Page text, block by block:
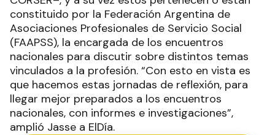
constituido por la Federación Argentina de
Asociaciones Profesionales de Servicio Social
(FAAPSS), la encargada de los encuentros
nacionales para discutir sobre distintos temas
vinculados a la profesión. “Con esto en vista es
que hacemos estas jornadas de reflexión, para
llegar mejor preparados a los encuentros
nacionales, con informes e investigaciones”,
amplió Jasse a ElDía.